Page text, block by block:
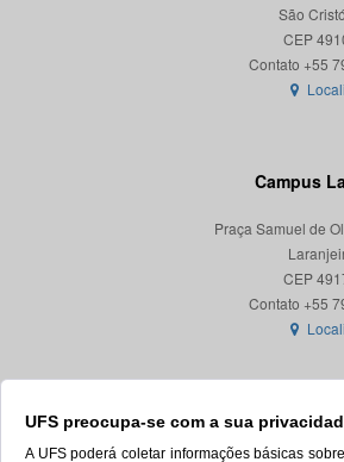
UFS preocupa-se com a sua
A UFS poderá coletar informações básicas
São
CEP
Campus
Praça Samuel de
CEP